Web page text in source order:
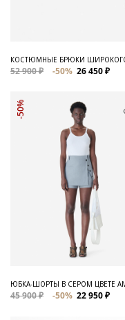
КОСТЮМНЫЕ БРЮКИ ШИРОКОГО
52 900 ₽ -50% 26 450 ₽
-50%
ЮБКА-ШОРТЫ В СЕРОМ ЦВЕТЕ
45 900 ₽ -50% 22 950 ₽